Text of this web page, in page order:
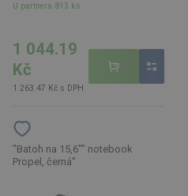
U partnera 813 ks
1 044.19
Kč
1 263.47 Kč s DPH
"Batoh na 15,6"" notebook
Propel, černá"